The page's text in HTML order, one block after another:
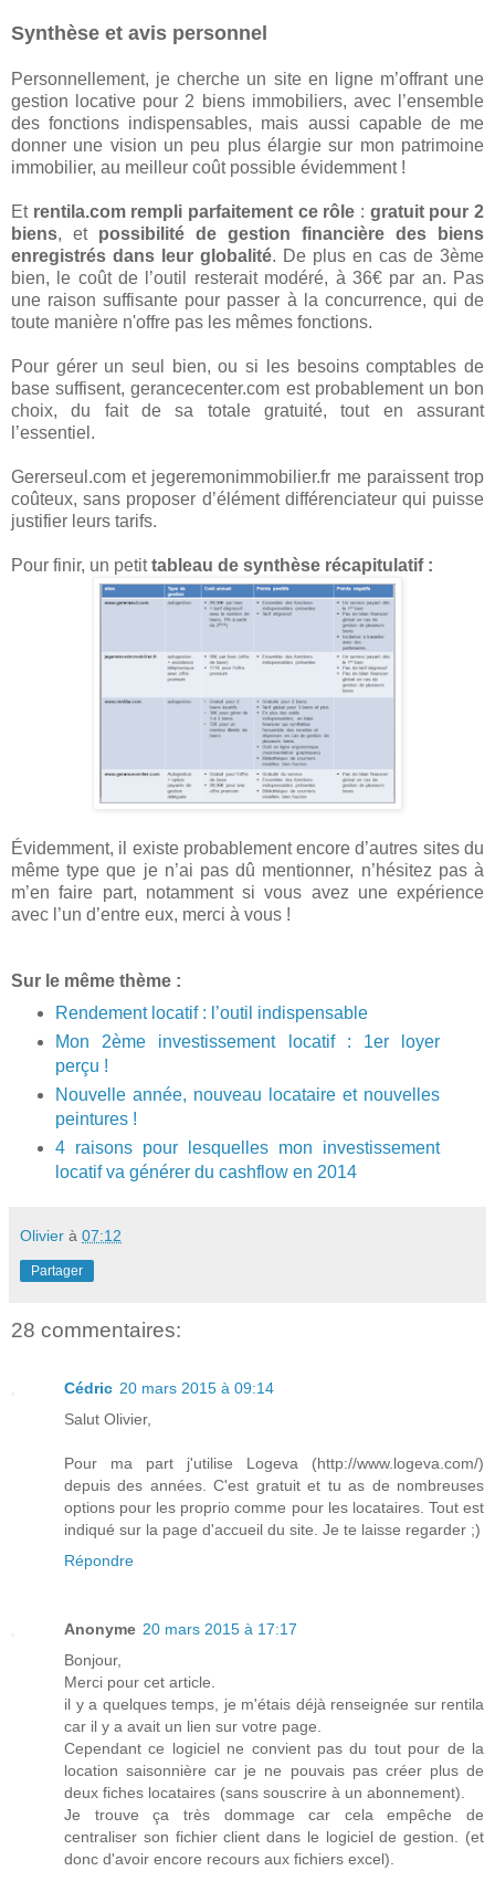
Synthèse et avis personnel
Personnellement, je cherche un site en ligne m’offrant une
gestion locative pour 2 biens immobiliers, avec l’ensemble
des fonctions indispensables, mais aussi capable de me
donner une vision un peu plus élargie sur mon patrimoine
immobilier, au meilleur coût possible évidemment !
Et rentila.com rempli parfaitement ce rôle : gratuit pour 2
biens, et possibilité de gestion financière des biens
enregistrés dans leur globalité. De plus en cas de 3ème
bien, le coût de l’outil resterait modéré, à 36€ par an. Pas
une raison suffisante pour passer à la concurrence, qui de
toute manière n'offre pas les mêmes fonctions.
Pour gérer un seul bien, ou si les besoins comptables de
base suffisent, gerancecenter.com est probablement un bon
choix, du fait de sa totale gratuité, tout en assurant
l’essentiel.
Gererseul.com et jegeremonimmobilier.fr me paraissent trop
coûteux, sans proposer d’élément différenciateur qui puisse
justifier leurs tarifs.
Pour finir, un petittableau de synthèse récapitulatif :
Évidemment, il existe probablement encore d’autres sites du
même type que je n’ai pas dû mentionner, n’hésitez pas à
m’en faire part, notamment si vous avez une expérience
avec l’un d’entre eux, merci à vous !
Sur le même thème :
Rendement locatif : l’outil indispensable
Mon 2ème investissement locatif : 1er loyer
perçu !
Nouvelle année, nouveau locataire et nouvelles
peintures !
4 raisons pour lesquelles mon investissement
locatif va générer du cashflow en 2014
Olivier à 07:12
Partager
28 commentaires:
Cédric 20 mars 2015 à 09:14
Salut Olivier,
Pour ma part j'utilise Logeva (http://www.logeva.com/)
depuis des années. C'est gratuit et tu as de nombreuses
options pour les proprio comme pour les locataires. Tout est
indiqué sur la page d'accueil du site. Je te laisse regarder ;)
Répondre
Anonyme 20 mars 2015 à 17:17
Bonjour,
Merci pour cet article.
il y a quelques temps, je m'étais déjà renseignée sur rentila
car il y a avait un lien sur votre page.
Cependant ce logiciel ne convient pas du tout pour de la
location saisonnière car je ne pouvais pas créer plus de
deux fiches locataires (sans souscrire à un abonnement).
Je trouve ça très dommage car cela empêche de
centraliser son fichier client dans le logiciel de gestion. (et
donc d'avoir encore recours aux fichiers excel).